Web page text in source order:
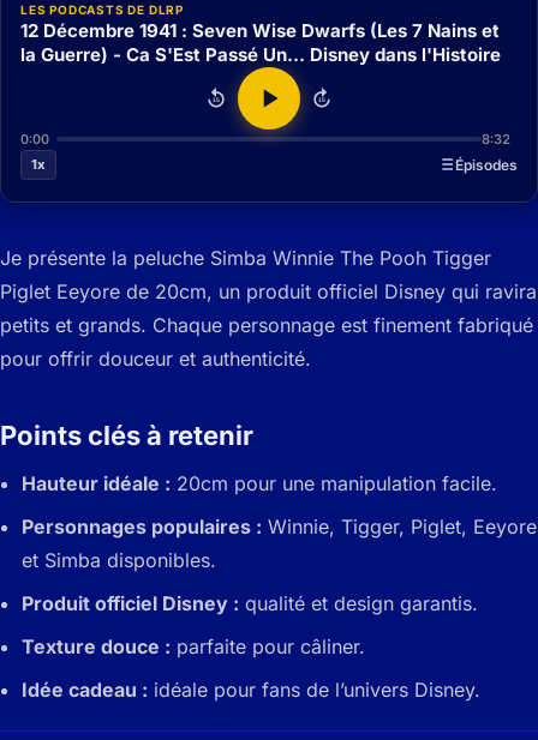
LES PODCASTS DE DLRP
12 Décembre 1941 : Seven Wise Dwarfs (Les 7 Nains et
la Guerre) - Ca S'Est Passé Un... Disney dans l'Histoire
15 15
0:00
8:32
1x
Épisodes
Je présente la peluche Simba Winnie The Pooh Tigger
Piglet Eeyore de 20cm, un produit officiel Disney qui ravira
petits et grands. Chaque personnage est finement fabriqué
pour offrir douceur et authenticité.
Points clés à retenir
Hauteur idéale : 20cm pour une manipulation facile.
Personnages populaires : Winnie, Tigger, Piglet, Eeyore
et Simba disponibles.
Produit officiel Disney : qualité et design garantis.
Texture douce : parfaite pour câliner.
Idée cadeau : idéale pour fans de l’univers Disney.